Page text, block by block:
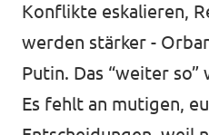
Transparenz
Datenschutz
Konflikte eskalieren,
werden stärker -
Putin. Das “weiter
Es fehlt an mutigen,